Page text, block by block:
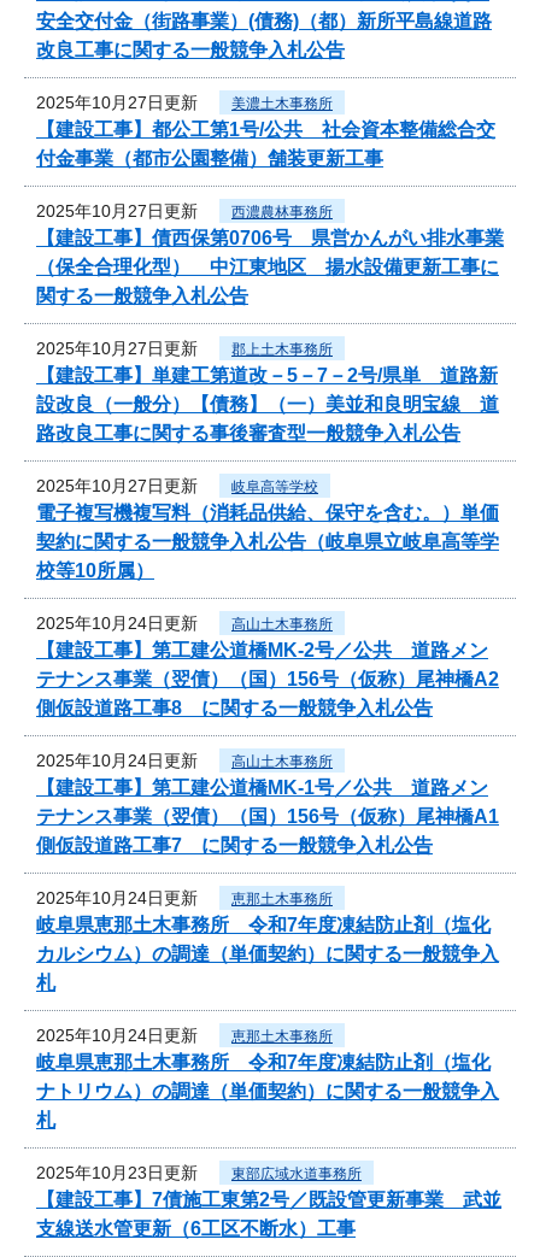
安全交付金（街路事業）(債務)（都）新所平島線道路
改良工事に関する一般競争入札公告
2025年10月27日更新 美濃土木事務所
【建設工事】都公工第1号/公共 社会資本整備総合交
付金事業（都市公園整備）舗装更新工事
2025年10月27日更新 西濃農林事務所
【建設工事】債西保第0706号 県営かんがい排水事業
（保全合理化型） 中江東地区 揚水設備更新工事に
関する一般競争入札公告
2025年10月27日更新 郡上土木事務所
【建設工事】単建工第道改－5－7－2号/県単 道路新
設改良（一般分）【債務】（一）美並和良明宝線 道
路改良工事に関する事後審査型一般競争入札公告
2025年10月27日更新 岐阜高等学校
電子複写機複写料（消耗品供給、保守を含む。）単価
契約に関する一般競争入札公告（岐阜県立岐阜高等学
校等10所属）
2025年10月24日更新 高山土木事務所
【建設工事】第工建公道橋MK-2号／公共 道路メン
テナンス事業（翌債）（国）156号（仮称）尾神橋A2
側仮設道路工事8 に関する一般競争入札公告
2025年10月24日更新 高山土木事務所
【建設工事】第工建公道橋MK-1号／公共 道路メン
テナンス事業（翌債）（国）156号（仮称）尾神橋A1
側仮設道路工事7 に関する一般競争入札公告
2025年10月24日更新 恵那土木事務所
岐阜県恵那土木事務所 令和7年度凍結防止剤（塩化
カルシウム）の調達（単価契約）に関する一般競争入
札
2025年10月24日更新 恵那土木事務所
岐阜県恵那土木事務所 令和7年度凍結防止剤（塩化
ナトリウム）の調達（単価契約）に関する一般競争入
札
2025年10月23日更新 東部広域水道事務所
【建設工事】7債施工東第2号／既設管更新事業 武並
支線送水管更新（6工区不断水）工事